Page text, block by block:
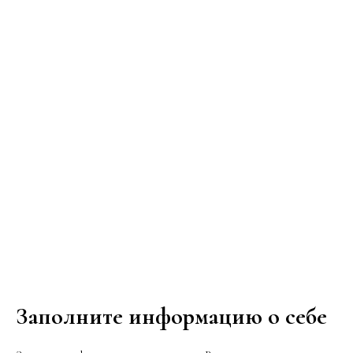
Заполните информацию о себе